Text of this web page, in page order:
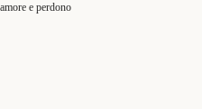
e perdono